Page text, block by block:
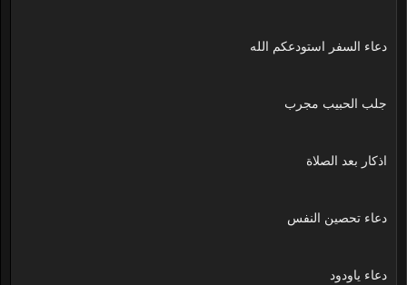
دعاء السفر استودعكم الله
جلب الحبيب مجرب
اذكار بعد الصلاة
دعاء تحصين النفس
دعاء ياودود